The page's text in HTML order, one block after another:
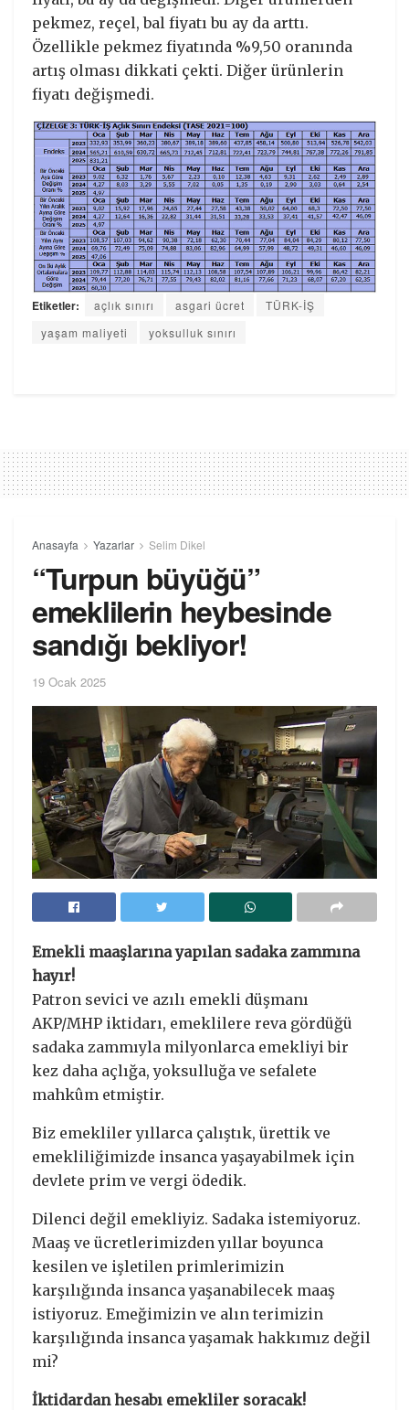
pekmez, reçel, bal fiyatı bu ay da arttı.
Özellikle pekmez fiyatında %9,50 oranında
artış olması dikkati çekti. Diğer ürünlerin
fiyatı değişmedi.
Etiketler: açlık sınırı asgari ücret
TÜRK-İŞ
yaşam maliyeti
yoksulluk sınırı
Anasayfa Yazarlar Selim Dikel
“Turpun büyüğü”
emeklilerin heybesinde
sandığı bekliyor!
19 Ocak 2025
Emekli maaşlarına yapılan sadaka zammına
hayır!
Patron sevici ve azılı emekli düşmanı
AKP/MHP iktidarı, emeklilere reva gördüğü
sadaka zammıyla milyonlarca emekliyi bir
kez daha açlığa, yoksulluğa ve sefalete
mahkûm etmiştir.
Biz emekliler yıllarca çalıştık, ürettik ve
emekliliğimizde insanca yaşayabilmek için
devlete prim ve vergi ödedik.
Dilenci değil emekliyiz. Sadaka istemiyoruz.
Maaş ve ücretlerimizden yıllar boyunca
kesilen ve işletilen primlerimizin
karşılığında insanca yaşanabilecek maaş
istiyoruz. Emeğimizin ve alın terimizin
karşılığında insanca yaşamak hakkımız değil
mi?
İktidardan hesabı emekliler soracak!